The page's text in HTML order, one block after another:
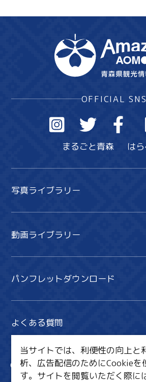
OFFICIAL
まるごと青森 は
写真ライブラリー
動画ライブラリー
パンフレットダウンロード
よくある質問
サイト内検索
当サイトでは、利便性の向上と
析、広告配信のためにCookieを
す。サイトを閲覧いただく際に